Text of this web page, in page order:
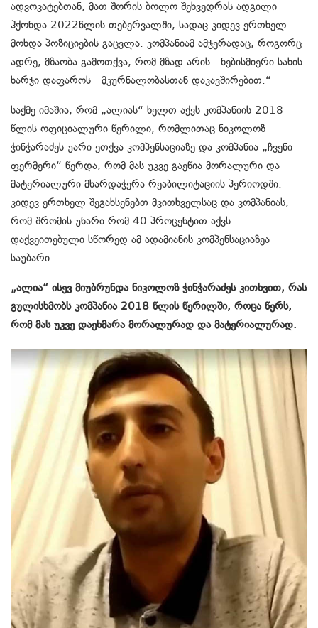
ადვოკატებთან, მათ შორის ბოლო შეხვედრას ადგილი
ჰქონდა 2022წლის თებერვალში, სადაც კიდევ ერთხელ
მოხდა პოზიციების გაცვლა. კომპანიამ ამჯერადაც, როგორც
ადრე, მზაობა გამოთქვა, რომ მზად არის ნებისმიერი სახის
ხარჯი დაფაროს მკურნალობასთან დაკავშირებით.“
საქმე იმაშია, რომ „ალიას“ ხელთ აქვს კომპანიის 2018
წლის ოფიციალური წერილი, რომლითაც ნიკოლოზ
ჭინჭარაძეს უარი ეთქვა კომპენსაციაზე და კომპანია „ჩვენი
ფერმერი“ წერდა, რომ მას უკვე გაეწია მორალური და
მატერიალური მხარდაჭერა რეაბილიტაციის პერიოდში.
კიდევ ერთხელ შეგახსენებთ მკითხველსაც და კომპანიას,
რომ შრომის უნარი რომ 40 პროცენტით აქვს
დაქვეითებული სწორედ ამ ადამიანის კომპენსაციაზეა
საუბარი.
„ალია“ ისევ მიუბრუნდა ნიკოლოზ ჭინჭარაძეს კითხვით, რას
გულისხმობს კომპანია 2018 წლის წერილში, როცა წერს,
რომ მას უკვე დაეხმარა მორალურად და მატერიალურად.